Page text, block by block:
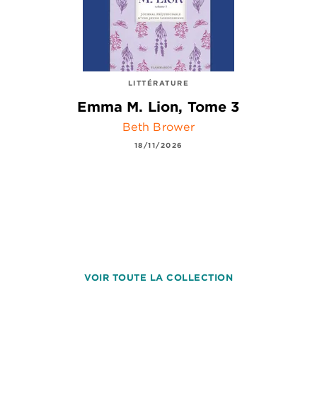
LITTÉRATURE
Emma M. Lion, Tome 3
Beth Brower
18/11/2026
VOIR TOUTE LA COLLECTION